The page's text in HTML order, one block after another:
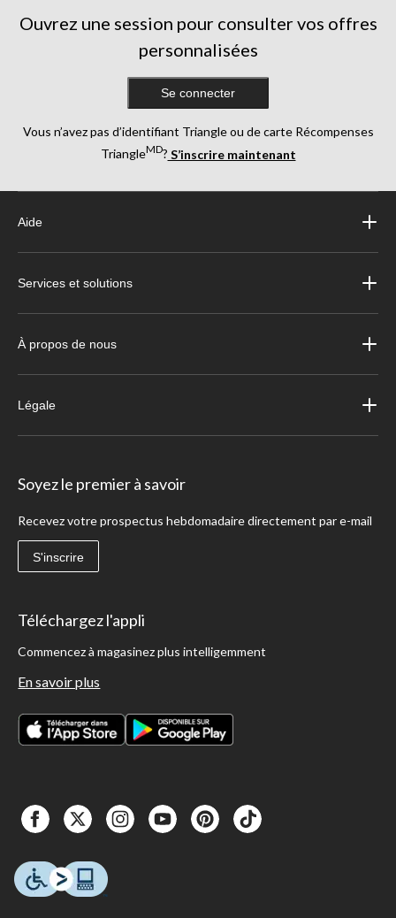
Ouvrez une session pour consulter vos offres
personnalisées
Se connecter
Vous n’avez pas d’identifiant Triangle ou de carte Récompenses
TriangleMD? S’inscrire maintenant
Aide
Services et solutions
À propos de nous
Légale
Soyez le premier à savoir
Recevez votre prospectus hebdomadaire directement par e-mail
S'inscrire
Téléchargez l'appli
Commencez à magasinez plus intelligemment
En savoir plus